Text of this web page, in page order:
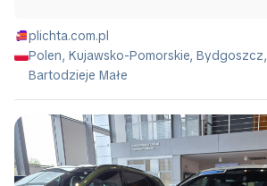
plichta.com.pl
Polen, Kujawsko-Pomorskie, Bydgoszcz,
Bartodzieje Małe